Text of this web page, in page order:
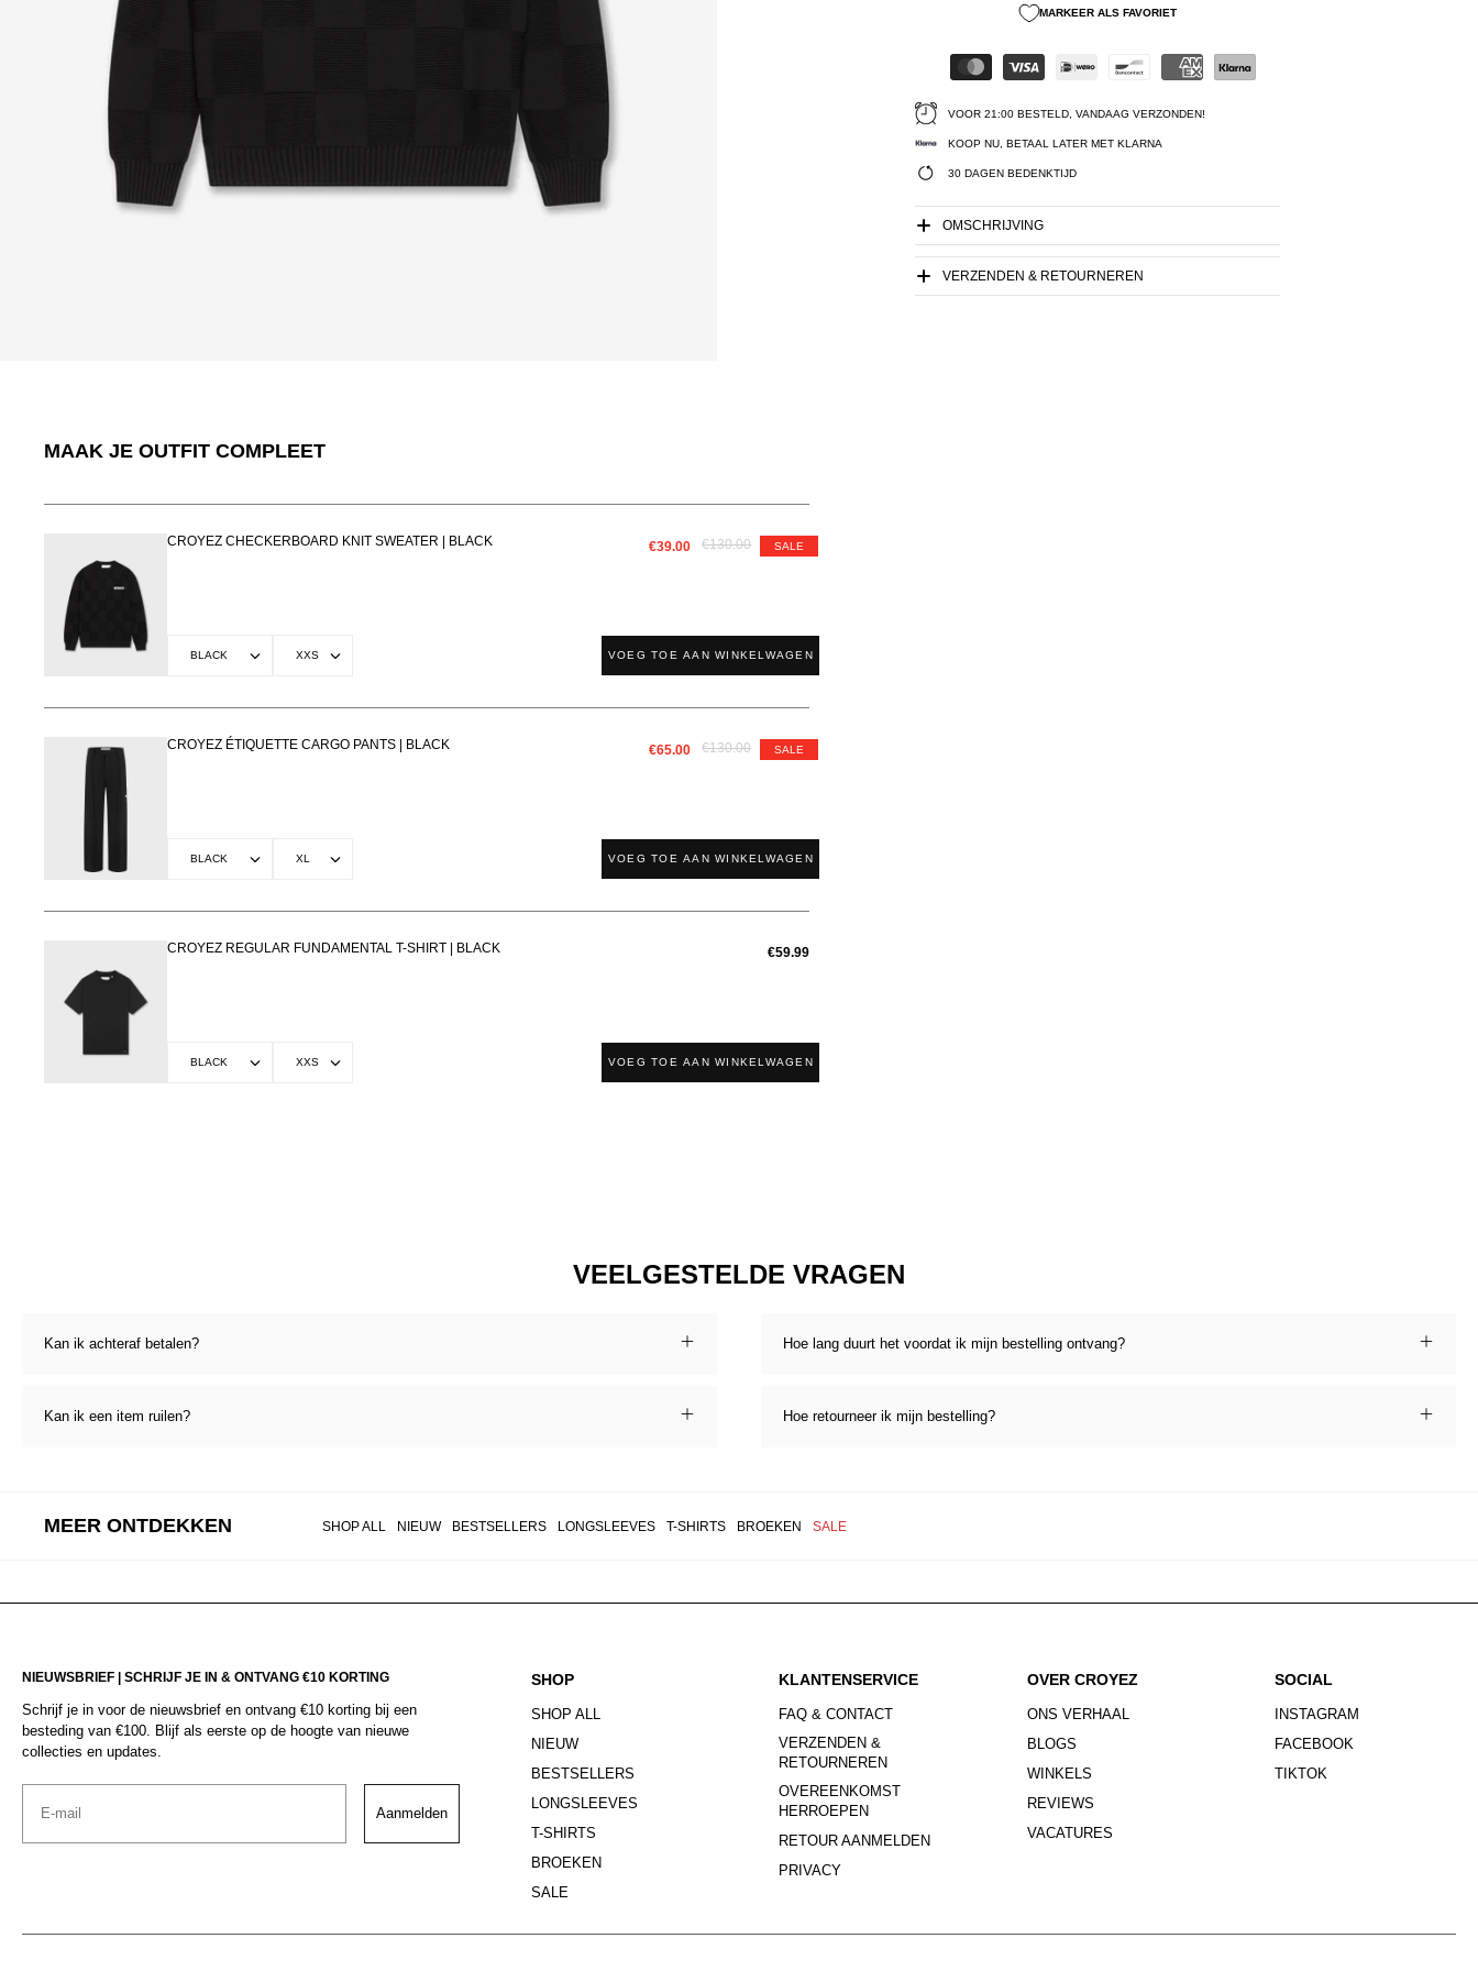
MARKEER ALS FAVORIET
VOOR 21:00 BESTELD, VANDAAG VERZONDEN!
KOOP NU, BETAAL LATER MET KLARNA
30 DAGEN BEDENKTIJD
OMSCHRIJVING
VERZENDEN & RETOURNEREN
MAAK JE OUTFIT COMPLEET
CROYEZ CHECKERBOARD KNIT SWEATER | BLACK €39.00 €130.00 SALE
VOEG TOE AAN WINKELWAGEN
CROYEZ ÉTIQUETTE CARGO PANTS | BLACK €65.00 €130.00 SALE
VOEG TOE AAN WINKELWAGEN
CROYEZ REGULAR FUNDAMENTAL T-SHIRT | BLACK €59.99
VOEG TOE AAN WINKELWAGEN
VEELGESTELDE VRAGEN
Kan ik achteraf betalen?
Kan ik een item ruilen?
Hoe lang duurt het voordat ik mijn bestelling ontvang?
Hoe retourneer ik mijn bestelling?
MEER ONTDEKKEN SHOP ALL NIEUW BESTSELLERS LONGSLEEVES T-SHIRTS BROEKEN SALE
NIEUWSBRIEF | SCHRIJF JE IN & ONTVANG €10 KORTING
Schrijf je in voor de nieuwsbrief en ontvang €10 korting bij een
besteding van €100. Blijf als eerste op de hoogte van nieuwe
collecties en updates.
Email
Aanmelden
SHOP
SHOP ALL
NIEUW
BESTSELLERS
LONGSLEEVES
T-SHIRTS
BROEKEN
SALE
KLANTENSERVICE
FAQ & CONTACT
VERZENDEN &
RETOURNEREN
OVEREENKOMST
HERROEPEN
RETOUR AANMELDEN
PRIVACY
OVER CROYEZ
ONS VERHAAL
BLOGS
WINKELS
REVIEWS
VACATURES
SOCIAL
INSTAGRAM
FACEBOOK
TIKTOK